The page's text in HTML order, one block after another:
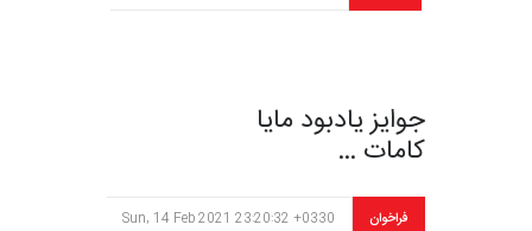
جوایز یادبود مایا
کامات …
فراخوان Sun, 14 Feb 2021 23:20:32 +0330